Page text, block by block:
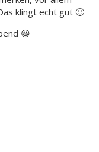
klingt echt gut 🙂
😀